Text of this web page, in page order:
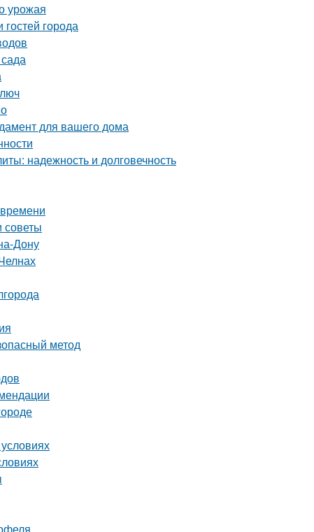
урожая
города
для вашего дома
надежность и долговечность
советы
Дону
метод